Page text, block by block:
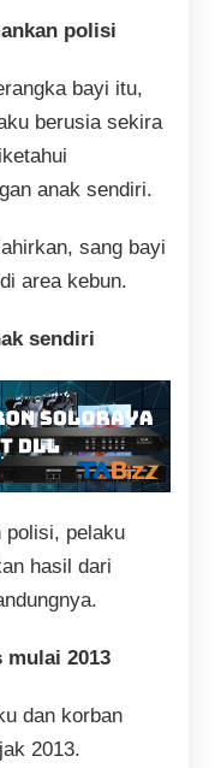
polisi
bayi itu,
berusia sekira
anak sendiri.
sang bayi
area kebun.
sendiri
polisi, pelaku
hasil dari
mulai 2013
dan korban
2013.